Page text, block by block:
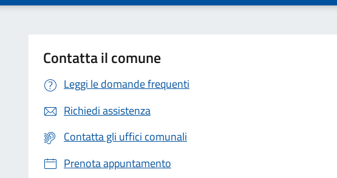
Contatta il comune
Leggi le domande frequenti
Richiedi assistenza
Contatta gli uffici comunali
Prenota appuntamento